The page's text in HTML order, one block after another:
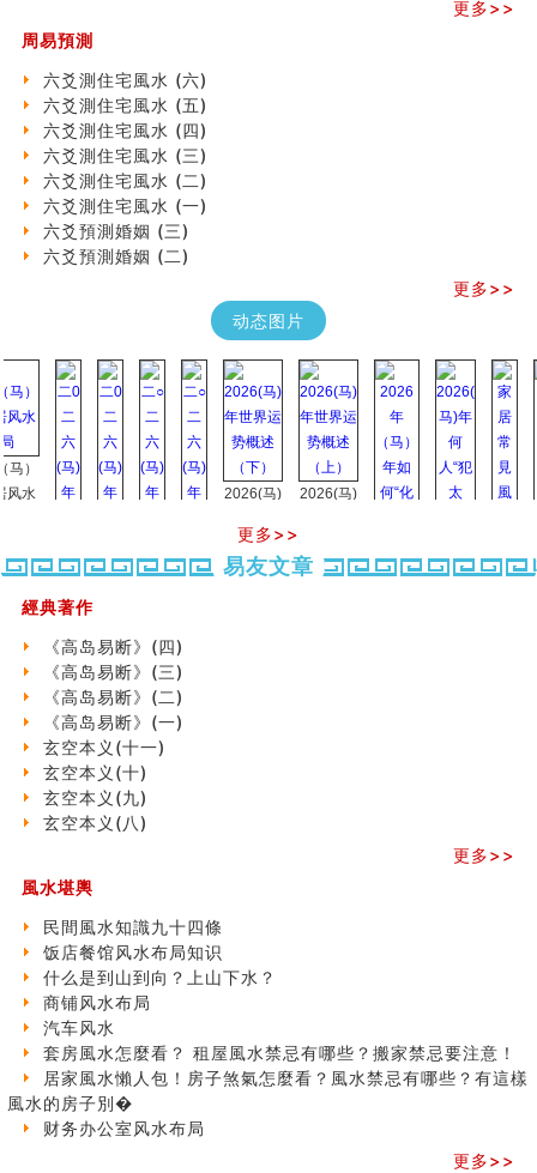
吃相与性格及命运
民間風水知識九十四條
马斯克八字分析
饭店餐馆风水布局知识
六爻占卜中如何预测官运、事业运？
《高岛易断》(三)
专家点评手上九大桃花线
四柱八字快速直断技法
天池水
创业容易成功的6种手相
算命先生都不外传的算命顺口溜
什么是到山到向？上山下水？
六爻算卦：我能面试升职吗？
《高岛易断》(一)
朱德總司命造 (名⼈⼋字淺析九）
刘燮鈞讲人相 手相论财运
如何给企业起名才能提高影响力
同年同月同日同时同地生命运为何却完全不同？
玄空本义(十一)
家居常見風水形煞及化解方法 (三)
天要下雨娘要嫁人
预测开店怎么样
口相與命運
六爻測住宅風水 (五)
一篇文章解答八字命理所有困惑
汽车风水
姓名字义玄机藏凶吉
玄空本义(十)
四墓库真诠
套房風水怎麼看？ 租屋風水禁忌有哪些？搬家禁忌要注
精选1500个五行属金的字
玄空本义(九)
八字十神与坐基关系详解
精选1000个五行属土的字
人的面相看财运
玄空本义(八)
六爻算卦：测腹中胎儿是男是女
中國改革開放總設計師鄧小平命造 (名人八字淺析八）
更多>>
周易預測
六爻測住宅風水 (六)
六爻測住宅風水 (五)
六爻測住宅風水 (四)
六爻測住宅風水 (三)
六爻測住宅風水 (二)
六爻測住宅風水 (一)
六爻預測婚姻 (三)
六爻預測婚姻 (二)
更多>>
动态图片
二0
(马)
二
(兔
蛇)
二0
二
六
(马)
二
生
肖
运
程
(鼠
牛
虎)
二○
二
六
(马)
生
肖
运
程
(鸡
狗
猪)
二○
生
肖
运
羊
猴)
2026(马)
势概述
（下）
2026(马)
势概述
（上）
年
马)年
風
法
(一)
析
(
更多>>
易友文章
經典著作
《高岛易断》(四)
《高岛易断》(三)
《高岛易断》(二)
《高岛易断》(一)
玄空本义(十一)
玄空本义(十)
玄空本义(九)
玄空本义(八)
更多>>
風水堪輿
民間風水知識九十四條
饭店餐馆风水布局知识
什么是到山到向？上山下水？
商铺风水布局
汽车风水
套房風水怎麼看？ 租屋風水禁忌有哪些？搬家禁忌要注意！
居家風水懶人包！房子煞氣怎麼看？風水禁忌有哪些？有這樣
風水的房子別�
财务办公室风水布局
更多>>